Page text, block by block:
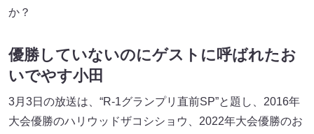
か？
優勝していないのにゲストに呼ばれたお
いでやす小田
3月3日の放送は、“R-1グランプリ直前SP”と題し、2016年
大会優勝のハリウッドザコシショウ、2022年大会優勝のお